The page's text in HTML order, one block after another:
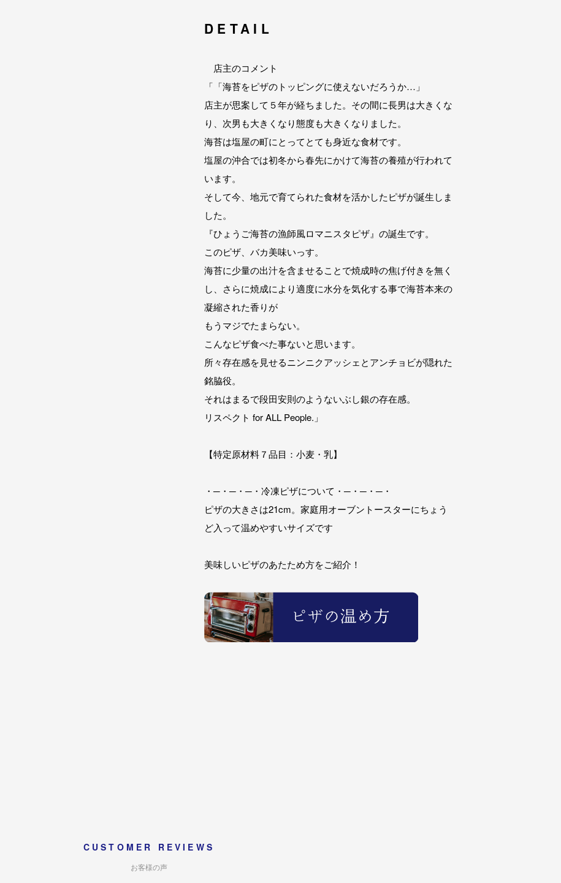
DETAIL
店主のコメント
「「海苔をピザのトッピングに使えないだろうか…」
店主が思案して５年が経ちました。その間に長男は大きくな
り、次男も大きくなり態度も大きくなりました。
海苔は塩屋の町にとってとても身近な食材です。
塩屋の沖合では初冬から春先にかけて海苔の養殖が行われて
います。
そして今、地元で育てられた食材を活かしたピザが誕生しま
した。
『ひょうご海苔の漁師風ロマニスタピザ』の誕生です。
このピザ、バカ美味いっす。
海苔に少量の出汁を含ませることで焼成時の焦げ付きを無く
し、さらに焼成により適度に水分を気化する事で海苔本来の
凝縮された香りが
もうマジでたまらない。
こんなピザ食べた事ないと思います。
所々存在感を見せるニンニクアッシェとアンチョビが隠れた
銘脇役。
それはまるで段田安則のようないぶし銀の存在感。
リスペクト for ALL People.」
【特定原材料７品目：小麦・乳】
・─・─・─・冷凍ピザについて・─・─・─・
ピザの大きさは21cm。家庭用オーブントースターにちょう
ど入って温めやすいサイズです
美味しいピザのあたため方をご紹介！
CUSTOMER REVIEWS
お客様の声